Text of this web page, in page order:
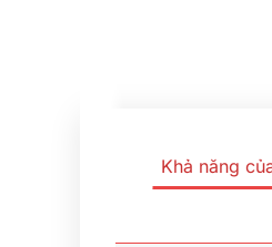
Khả năng